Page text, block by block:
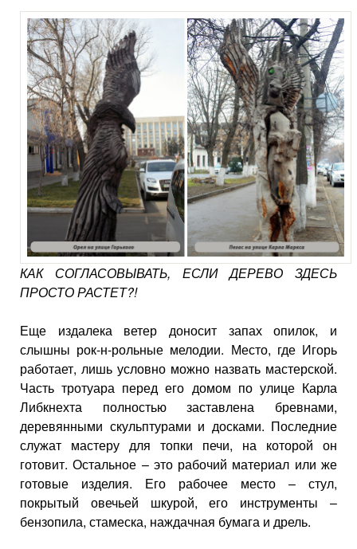
КАК СОГЛАСОВЫВАТЬ, ЕСЛИ ДЕРЕВО ЗДЕСЬ
ПРОСТО РАСТЕТ?!
Еще издалека ветер доносит запах опилок, и
слышны рок-н-рольные мелодии. Место, где Игорь
работает, лишь условно можно назвать мастерской.
Часть тротуара перед его домом по улице Карла
Либкнехта полностью заставлена бревнами,
деревянными скульптурами и досками. Последние
служат мастеру для топки печи, на которой он
готовит. Остальное – это рабочий материал или же
готовые изделия. Его рабочее место – стул,
покрытый овечьей шкурой, его инструменты –
бензопила, стамеска, наждачная бумага и дрель.